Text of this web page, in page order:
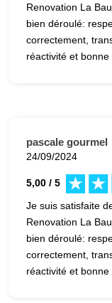
Renovation La
bien déroulé:
correctement,
réactivité et
pascale gourmel
24/09/2024
5,00 / 5
Je suis satisfaite
Renovation La
bien déroulé:
correctement,
réactivité et